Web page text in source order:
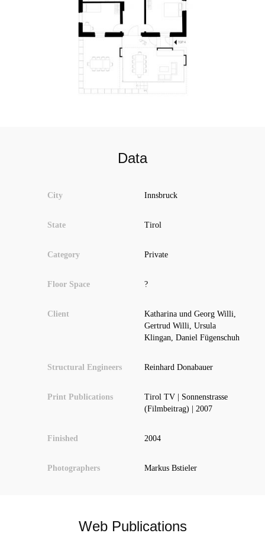
Data
City Innsbruck
State Tirol
Category Private
Floor Space ?
Client
Katharina und Georg Willi,
Gertrud Willi, Ursula
Klingan, Daniel Fügenschuh
Structural Engineers Reinhard Donabauer
Print Publications
Tirol TV | Sonnenstrasse
(Filmbeitrag) | 2007
Finished 2004
Photographers Markus Bstieler
Web Publications